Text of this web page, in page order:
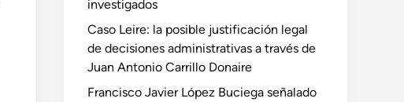
investigados
Caso Leire: la posible justificación legal
de decisiones administrativas a través de
Juan Antonio Carrillo Donaire
Francisco Javier López Buciega señalado